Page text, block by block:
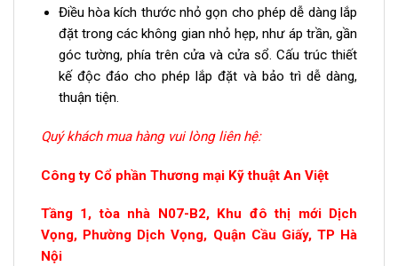
Điều hòa kích thước nhỏ gọn cho phép dễ dàng lắp
đặt trong các không gian nhỏ hẹp, như áp trần, gần
góc tường, phía trên cửa và cửa sổ. Cấu trúc thiết
kế độc đáo cho phép lắp đặt và bảo trì dễ dàng,
thuận tiện.
Quý khách mua hàng vui lòng liên hệ:
Công ty Cổ phần Thương mại Kỹ thuật An Việt
Tầng 1, tòa nhà N07-B2, Khu đô thị mới Dịch
Vọng, Phường Dịch Vọng, Quận Cầu Giấy, TP Hà
Nội